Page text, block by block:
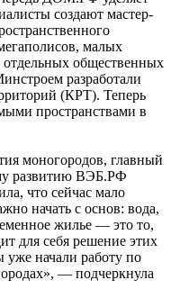
создают мастер-
малых
отдельных общественных
разработали
(КРТ). Теперь
пространствами в
моногородов, главный
развитию ВЭБ.РФ
что сейчас мало
начать с основ: вода,
жилье — это то,
для себя решение этих
уже начали работу по
— подчеркнула